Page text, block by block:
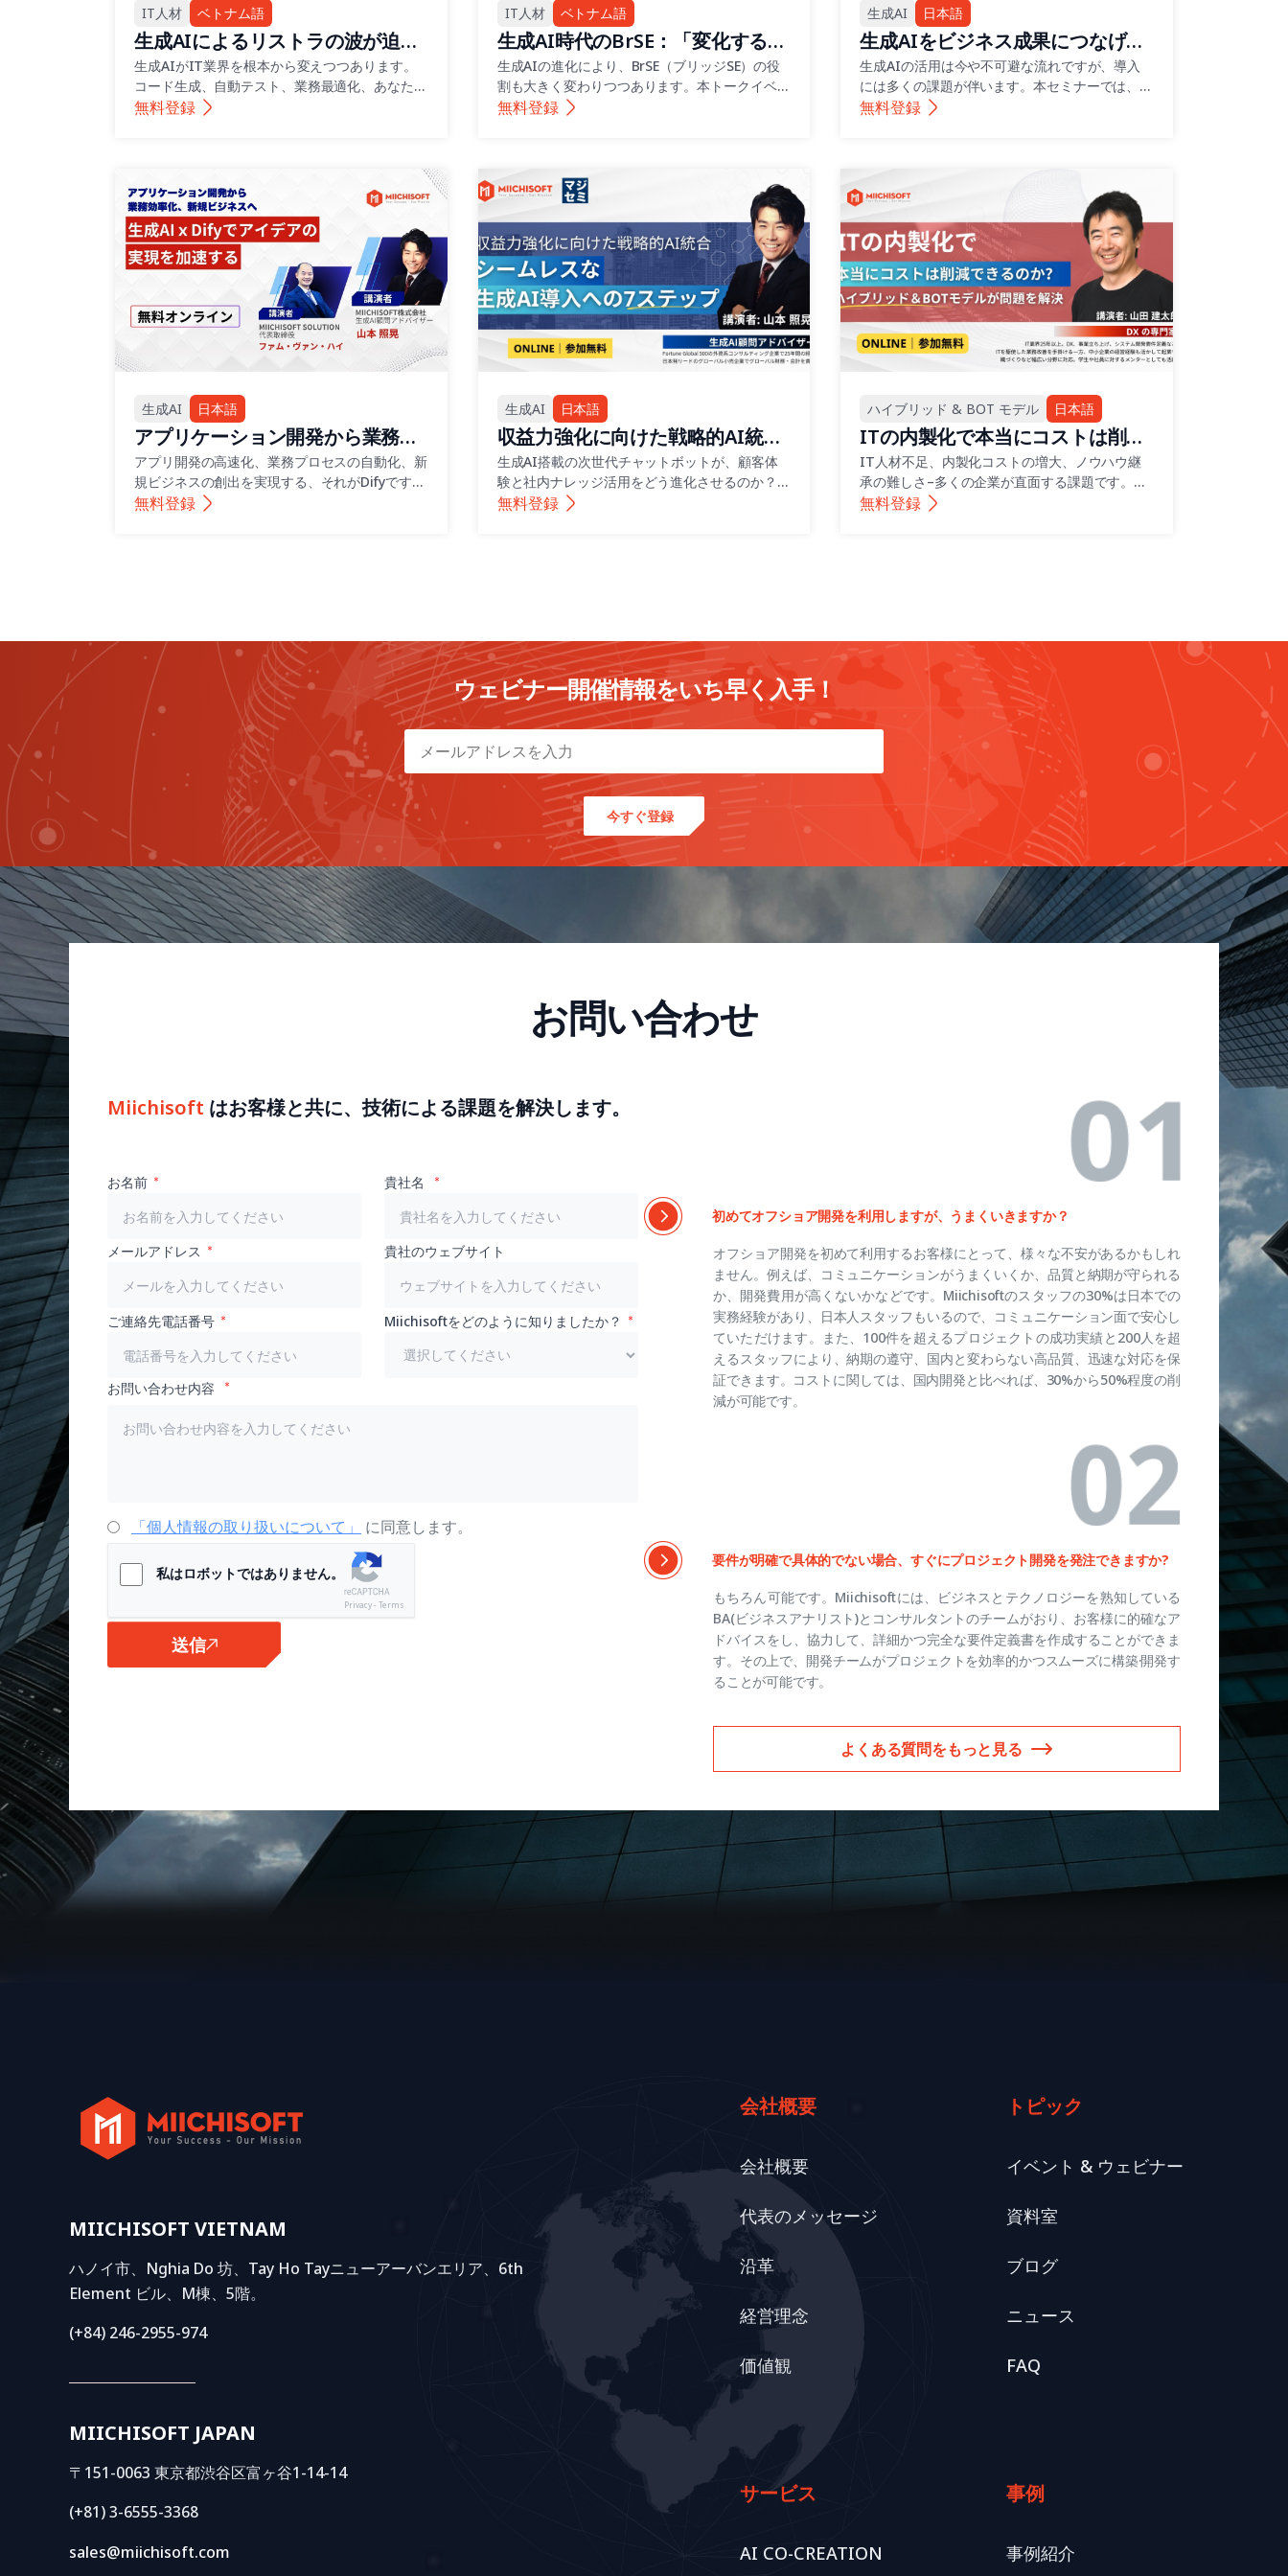
IT人材 ベトナム語
生成AIによるリストラの波が迫る
中・あなたは代替する側か、され
る側か？
生成AIがIT業界を根本から変えつつあります。
コード生成、自動テスト、業務最適化、あなたは
AIを使いこなす側か、それとも置き換えられる
無料登録
IT人材 ベトナム語
生成AI時代のBrSE：「変化する
か、それとも淘汰されるか」
生成AIの進化により、BrSE（ブリッジSE）の役
割も大きく変わりつつあります。本トークイベン
トでは、従来型BrSEとの違いや、企業が求める
無料登録
生成AI 日本語
生成AIをビジネス成果につなげる
には何が必要か？ 社内ナレッジと
の連携、専用プロンプトの活用な
生成AIの活用は今や不可避な流れですが、導入
には多くの課題が伴います。本セミナーでは、セ
キュリティ、データ連携、プロンプト運用など5
ボットによる実践的な解決策をご紹介します。
無料登録
生成AI 日本語
アプリケーション開発から業務効
率化、新規ビジネスへ・生成AIｘ
Difyでアイデアの実現を加速する
アプリ開発の高速化、業務プロセスの自動化、新
規ビジネスの創出を実現する、それがDifyです。
生成AIとノーコード技術を融合したこのプラッ
無料登録
生成AI 日本語
収益力強化に向けた戦略的AI統
合・シームレスな生成AI導入への
7ステップ
生成AI搭載の次世代チャットボットが、顧客体
験と社内ナレッジ活用をどう進化させるのか？ビ
ジネスを変える最新ソリューションを本ウェビナ
無料登録
ハイブリッド & BOT モデル 日本語
ITの内製化で本当にコストは削減
できるのか？ハイブリッド＆BOT
モデルが問題を解決
IT人材不足、内製化コストの増大、ノウハウ継
承の難しさ–多くの企業が直面する課題です。そ
れでは、中長期的に持続可能な解決策とは？本セ
無料登録
ウェビナー開催情報をいち早く入手！
今すぐ登録
お問い合わせ
Miichisoft はお客様と共に、技術による課題を解決します。
お名前 貴社名
メールアドレス 貴社のウェブサイト
ご連絡先電話番号 Miichisoftをどのように知りましたか？
お問い合わせ内容
「個人情報の取り扱いについて」 に同意します。
私はロボットではありません。
Privacy - Terms
送信
初めてオフショア開発を利用しますが、うまくいきますか？
オフショア開発を初めて利用するお客様にとって、様々な不安があるかもしれ
ません。例えば、コミュニケーションがうまくいくか、品質と納期が守られる
か、開発費用が高くないかなどです。Miichisoftのスタッフの30%は日本での
実務経験があり、日本人スタッフもいるので、コミュニケーション面で安心し
ていただけます。また、100件を超えるプロジェクトの成功実績と200人を超
えるスタッフにより、納期の遵守、国内と変わらない高品質、迅速な対応を保
証できます。コストに関しては、国内開発と比べれば、30%から50%程度の削
減が可能です。
要件が明確で具体的でない場合、すぐにプロジェクト開発を発注できますか?
もちろん可能です。Miichisoftには、ビジネスとテクノロジーを熟知している
BA(ビジネスアナリスト)とコンサルタントのチームがおり、お客様に的確なア
ドバイスをし、協力して、詳細かつ完全な要件定義書を作成することができま
す。その上で、開発チームがプロジェクトを効率的かつスムーズに構築·開発す
ることが可能です。
よくある質問をもっと見る
MIICHISOFT VIETNAM
ハノイ市、Nghia Do 坊、Tay Ho Tayニューアーバンエリア、6th
Element ビル、M棟、5階。
(+84) 246-2955-974
MIICHISOFT JAPAN
〒151-0063 東京都渋谷区富ヶ谷1-14-14
(+81) 3-6555-3368
sales@miichisoft.com
会社概要
会社概要
代表のメッセージ
沿革
経営理念
価値観
トピック
イベント & ウェビナー
資料室
ブログ
ニュース
FAQ
サービス
AI CO-CREATION
事例
事例紹介